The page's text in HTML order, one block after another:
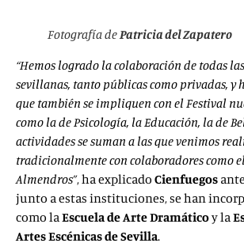
Fotografía dePatricia del Zapatero
“Hemos logrado la colaboración de todas
sevillanas, tanto públicas como privadas, y
que también se impliquen con el Festival
como la de Psicología, la Educación, la de
actividades se suman a las que venimos
tradicionalmente con colaboradores como
Almendros”, ha explicado Cienfuegos
junto a estas instituciones, se han
como laEscuela de Arte Dramáticoy la
Artes Escénicas de Sevilla.